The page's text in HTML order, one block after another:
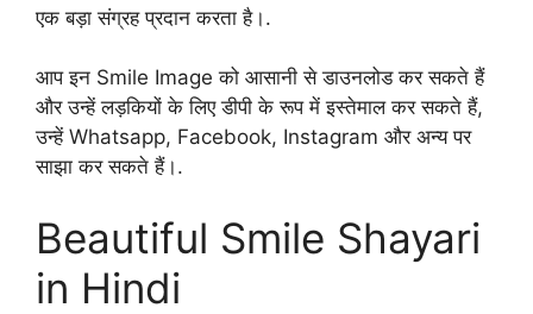
एक बड़ा संग्रह प्रदान करता है।.
आप इन Smile Image को आसानी से डाउनलोड कर सकते हैं
और उन्हें लड़कियों के लिए डीपी के रूप में इस्तेमाल कर सकते हैं,
उन्हें Whatsapp, Facebook, Instagram और अन्य पर
साझा कर सकते हैं।.
Beautiful Smile Shayari
in Hindi